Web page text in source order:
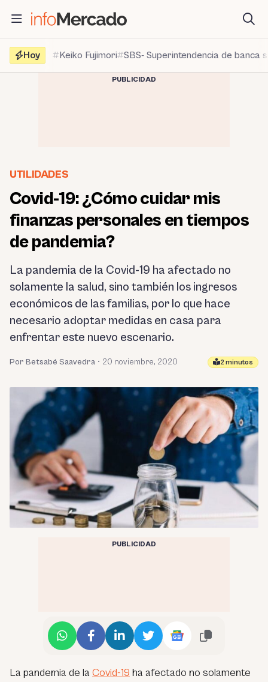
contenido
Hoy
Keiko Fujimori SBS- Superintendencia de banca
PUBLICIDAD
UTILIDADES
Covid-19: ¿Cómo cuidar mis
finanzas personales en tiempos
de pandemia?
La pandemia de la Covid-19 ha afectado no
solamente la salud, sino también los ingresos
económicos de las familias, por lo que hace
necesario adoptar medidas en casa para
enfrentar este nuevo escenario.
Por Betsabé Saavedra • 20 noviembre, 2020 2 minutos
PUBLICIDAD
La pandemia de la Covid-19 ha afectado no solamente